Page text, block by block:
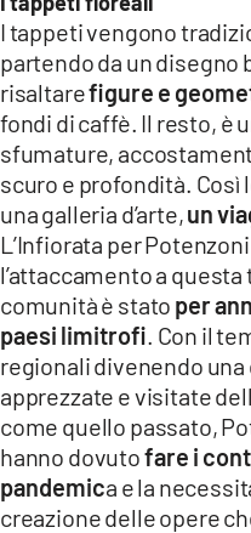
LACAPITALENEWS.IT
App
ANDROID
APPLE
I tappeti vengono
partendo da un disegno
risaltarefigure e
fondi di caffè. Il resto, è
sfumature,
scuro e profondità. Così
una galleria d’arte,un
L’Infiorata per
l’attaccamento a
comunità è stato per
paesi limitrofi . Con il
regionali divenendo
apprezzate e visitate
come quello passato,
hanno dovutofare i
pandemica e la
creazione delle opere